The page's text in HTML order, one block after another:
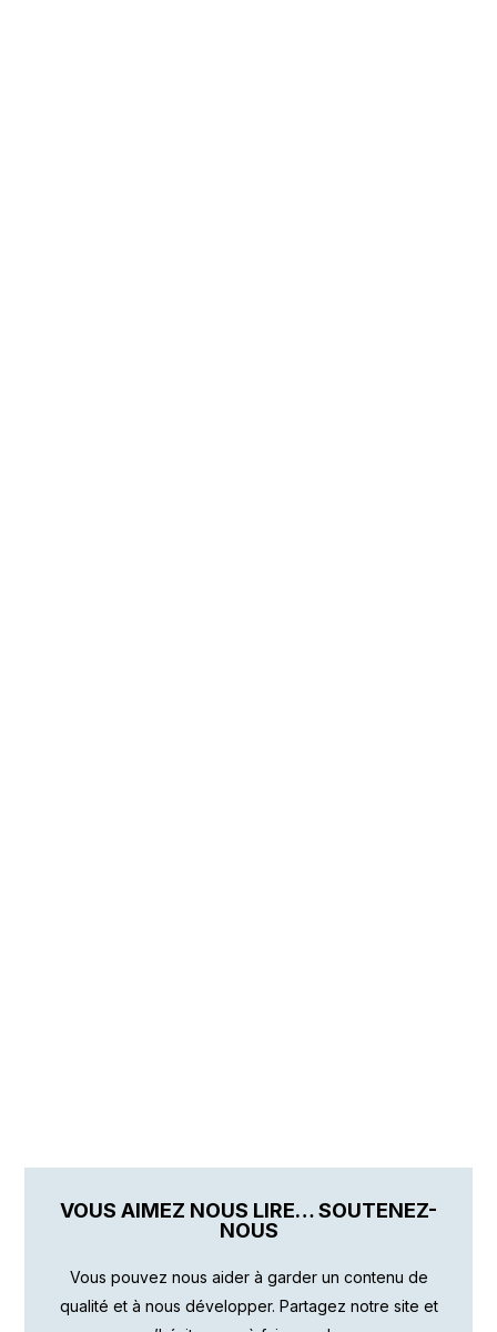
VOUS AIMEZ NOUS LIRE… SOUTENEZ-
NOUS
Vous pouvez nous aider à garder un contenu de
qualité et à nous développer. Partagez notre site et